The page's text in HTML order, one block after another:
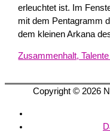
erleuchtet ist. Im
mit dem Pentagramm
dem kleinen Arkana
Zusammenhalt,
Copyright © 2026